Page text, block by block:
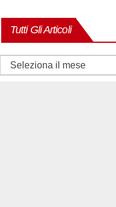
Tutti Gli Articoli
Tutti